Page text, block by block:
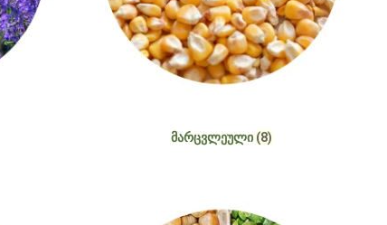
ᲛᲐᲠᲪᲕᲚᲔᲣᲚᲘ (8)